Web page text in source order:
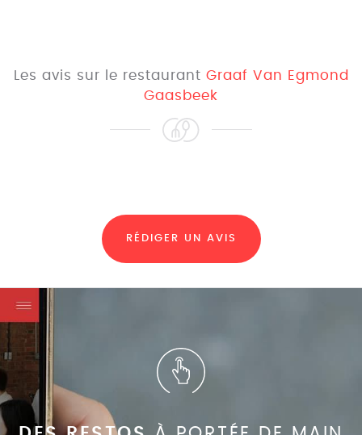
Les avis sur le restaurant Graaf Van Egmond
Gaasbeek
RÉDIGER UN AVIS